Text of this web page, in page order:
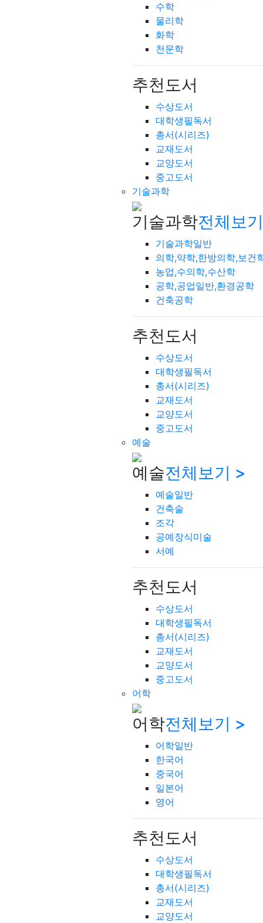
수학
물리학
화학
천문학
추천도서
수상도서
대학생필독서
총서(시리즈)
교재도서
교양도서
중고도서
기술과학
기술과학전체보
기술과학일반
의학,약학,한방의학,보건
농업,수의학,수산학
공학,공업일반,환경공학
건축공학
추천도서
수상도서
대학생필독서
총서(시리즈)
교재도서
교양도서
중고도서
예술
예술전체보기 >
예술일반
건축술
조각
공예장식미술
서예
추천도서
수상도서
대학생필독서
총서(시리즈)
교재도서
교양도서
중고도서
어학
어학전체보기 >
어학일반
한국어
중국어
일본어
영어
추천도서
수상도서
대학생필독서
총서(시리즈)
교재도서
교양도서